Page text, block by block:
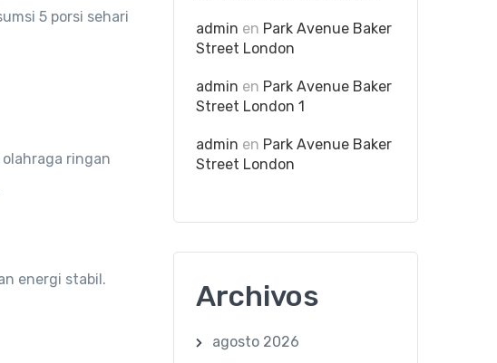
5 porsi sehari
ringan
energi stabil.
admin en Park Avenue Baker
Street London
admin en Park Avenue Baker
Street London 1
admin en Park Avenue Baker
Street London
Archivos
agosto 2026